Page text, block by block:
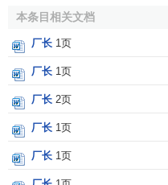
工艺的要求形成有机联系的
业的厂长，还是
的，毫无区别。
马克思
的联系和统一都必然要表
种与局部劳动无关而与工
个乐队要有一个指挥一样。”
本条目相关文档
厂长 1页
厂长 1页
厂长 2页
厂长 1页
厂长 1页